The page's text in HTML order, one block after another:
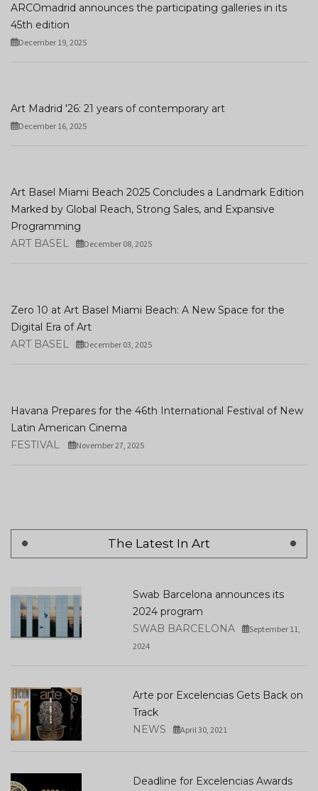
ARCOmadrid announces the participating galleries in its
45th edition
December 19, 2025
Art Madrid '26: 21 years of contemporary art
December 16, 2025
Art Basel Miami Beach 2025 Concludes a Landmark Edition
Marked by Global Reach, Strong Sales, and Expansive
Programming
ART BASEL
December 08, 2025
Zero 10 at Art Basel Miami Beach: A New Space for the
Digital Era of Art
ART BASEL
December 03, 2025
Havana Prepares for the 46th International Festival of New
Latin American Cinema
FESTIVAL
November 27, 2025
The Latest In Art
Swab Barcelona announces its
2024 program
SWAB BARCELONA
September 11,
2024
Arte por Excelencias Gets Back on
Track
NEWS
April 30, 2021
Deadline for Excelencias Awards